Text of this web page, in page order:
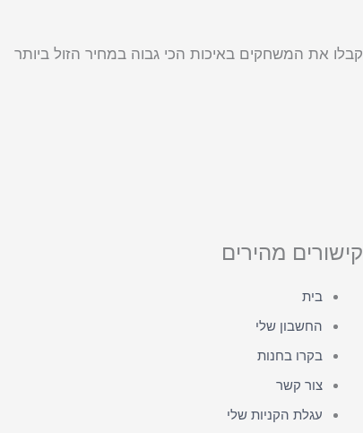
קבלו את המשחקים באיכות הכי גבוה במחיר הזול ביותר
קישורים מהירים
בית
החשבון שלי
בקרו בחנות
צור קשר
עגלת הקניות שלי